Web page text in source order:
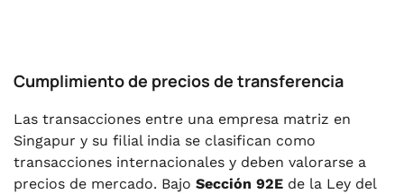
Cumplimiento de precios de transferencia
Las transacciones entre una empresa matriz en
Singapur y su filial india se clasifican como
transacciones internacionales y deben valorarse a
precios de mercado. Bajo Sección 92E de la Ley del